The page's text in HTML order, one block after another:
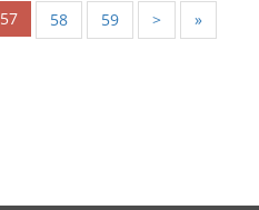
57 58 59 > »